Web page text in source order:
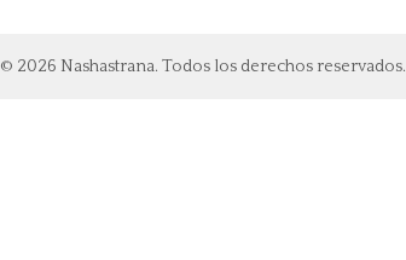
© 2026 Nashastrana. Todos los derechos reservados.